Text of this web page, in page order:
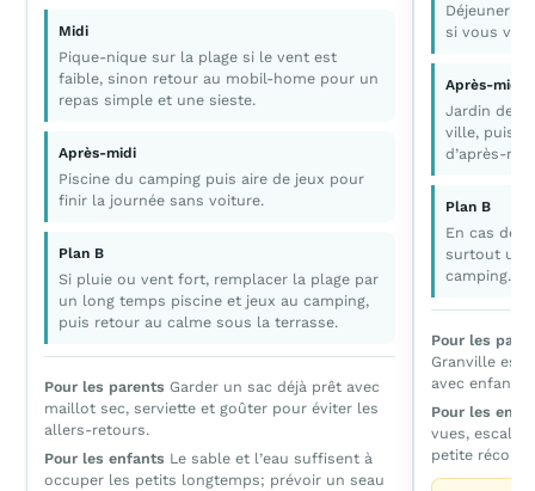
Midi
Pique-nique sur la plage si le vent est
faible, sinon retour au mobil-home pour un
repas simple et une sieste.
Après-midi
Piscine du camping puis aire de jeux pour
finir la journée sans voiture.
Plan B
Si pluie ou vent fort, remplacer la plage par
un long temps piscine et jeux au camping,
puis retour au calme sous la terrasse.
Pour les parents Garder un sac déjà prêt avec
maillot sec, serviette et goûter pour éviter les
allers-retours.
Pour les enfants Le sable et l’eau suffisent à
occuper les petits longtemps; prévoir un seau
Déjeuner
si vous
Après-midi
Jardin des
ville, puis
d’après-
Plan B
En cas de
surtout un
camping.
Pour les
Granville est
avec enfants.
Pour les
vues,
petite